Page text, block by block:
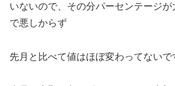
いないので、その分パーセンテージ
で悪しからず
先月と比べて値はほぼ変わってないで